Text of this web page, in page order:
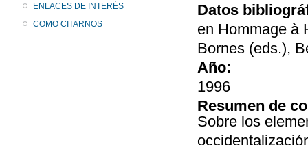
ENLACES DE INTERÉS
COMO CITARNOS
Datos
en Hommage à
Bornes (eds.),
Año:
1996
Resumen de
Sobre los